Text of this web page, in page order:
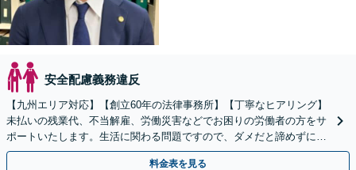
安全配慮義務違反
【九州エリア対応】【創立60年の法律事務所】【丁寧なヒアリング】
未払いの残業代、不当解雇、労働災害などでお困りの労働者の方をサ
ポートいたします。生活に関わる問題ですので、ダメだと諦めずに、
しっかりと労働者の権利を主張していきましょう。
料金表を見る